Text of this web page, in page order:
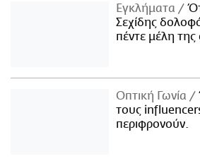
Εγκλήματα
Σεχίδης
πέντε μέλη της
Οπτική Γωνία
τους
περιφρονούν.